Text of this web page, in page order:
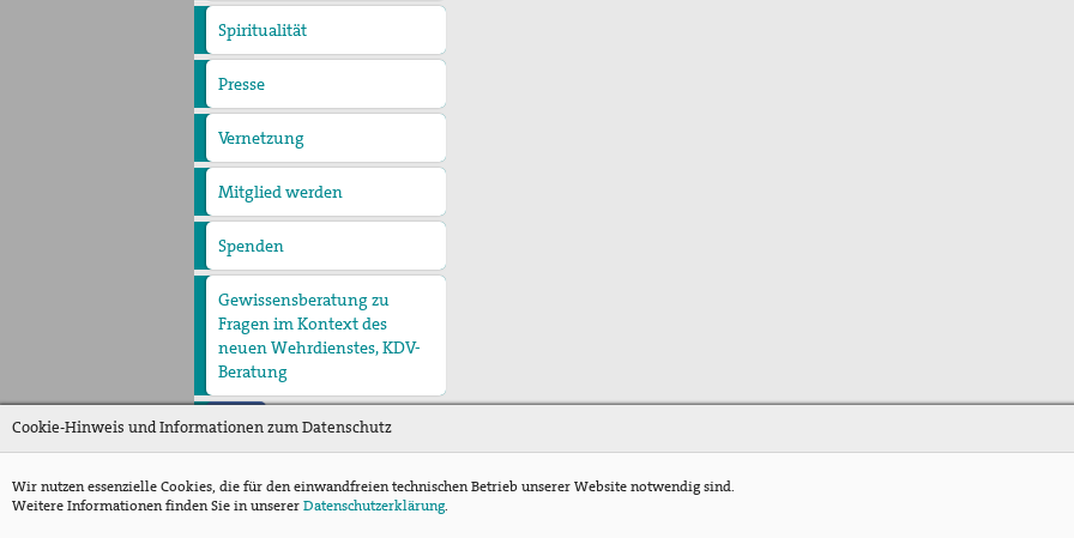
Spiritualität
Quartalgottesdienst mit
pax christi
Ulrichsfriedensgottesdienst
Max Josef Metzger-
Texte und Gebete
Presse
Presseberichte
Pressemitteilungen
Vernetzung
Mitglied werden
Spenden
Gewissensberatung zu
Fragen im Kontext des
neuen Wehrdienstes, KDV-
Beratung
Cookie-Hinweis und Informationen zum Datenschutz
Wir nutzen essenzielle Cookies, die für den einwandfreien technischen Betrieb unserer Website notwendig sind.
Weitere Informationen finden Sie in unsererDatenschutzerklärung.